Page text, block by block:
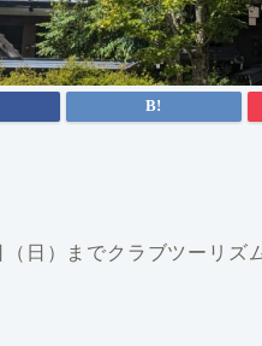
日）までクラブツーリズ